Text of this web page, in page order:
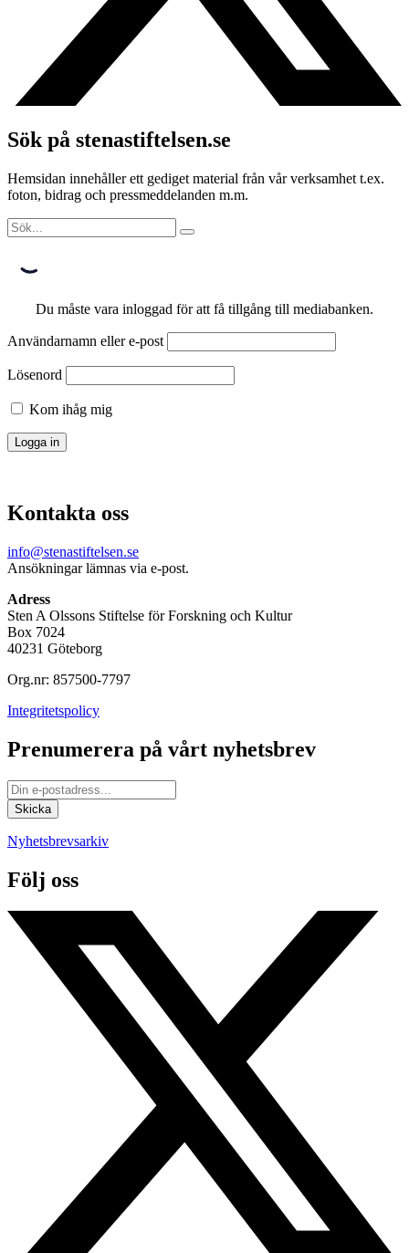
Sök på stenastiftelsen.se
Hemsidan innehåller ett gediget material från vår verksamhet t.ex.
foton, bidrag och pressmeddelanden m.m.
Du måste vara inloggad för att få tillgång till mediabanken.
Användarnamn eller e-post
Lösenord
Kom ihåg mig
Kontakta oss
info@stenastiftelsen.se
Ansökningar lämnas via e-post.
Adress
Sten A Olssons Stiftelse för Forskning och Kultur
Box 7024
40231 Göteborg
Org.nr: 857500-7797
Integritetspolicy
Prenumerera på vårt nyhetsbrev
Nyhetsbrevsarkiv
Följ oss